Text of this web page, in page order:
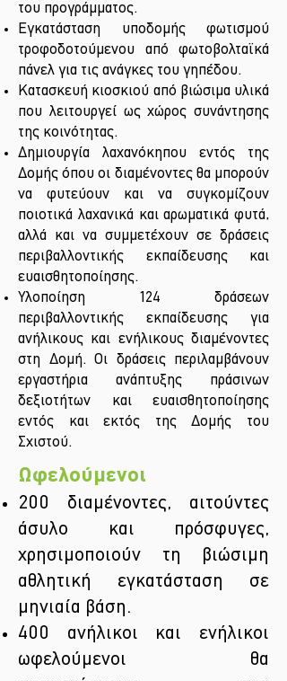
του προγράμματος.
Εγκατάσταση υποδομής φωτισμού
τροφοδοτούμενου από φωτοβολταϊκά
πάνελ για τις ανάγκες του γηπέδου.
Κατασκευή κιοσκιού από βιώσιμα υλικά
που λειτουργεί ως χώρος συνάντησης
της κοινότητας.
Δημιουργία λαχανόκηπου εντός της
Δομής όπου οι διαμένοντες θα μπορούν
να φυτεύουν και να συγκομίζουν
ποιοτικά λαχανικά και αρωματικά φυτά,
αλλά και να συμμετέχουν σε δράσεις
περιβαλλοντικής εκπαίδευσης και
ευαισθητοποίησης.
Υλοποίηση 124 δράσεων
περιβαλλοντικής εκπαίδευσης για
ανήλικους και ενήλικους διαμένοντες
στη Δομή. Οι δράσεις περιλαμβάνουν
εργαστήρια ανάπτυξης πράσινων
δεξιοτήτων και ευαισθητοποίησης
εντός και εκτός της Δομής του
Σχιστού.
Ωφελούμενοι
200 διαμένοντες, αιτούντες
άσυλο και πρόσφυγες,
χρησιμοποιούν τη βιώσιμη
αθλητική εγκατάσταση σε
μηνιαία βάση.
400 ανήλικοι και ενήλικοι
ωφελούμενοι θα